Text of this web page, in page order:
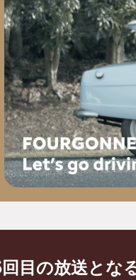
目の放送とな